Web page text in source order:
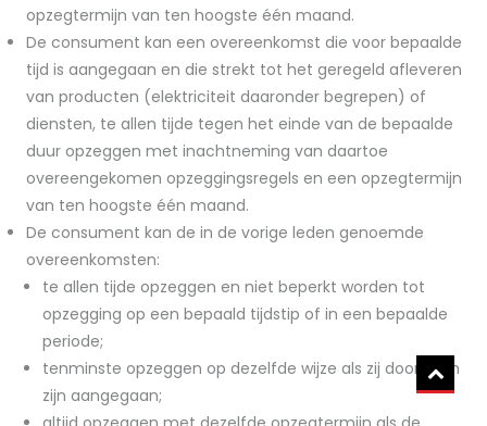
opzegtermijn van ten hoogste één maand.
De consument kan een overeenkomst die voor bepaalde
tijd is aangegaan en die strekt tot het geregeld afleveren
van producten (elektriciteit daaronder begrepen) of
diensten, te allen tijde tegen het einde van de bepaalde
duur opzeggen met inachtneming van daartoe
overeengekomen opzeggingsregels en een opzegtermijn
van ten hoogste één maand.
De consument kan de in de vorige leden genoemde
overeenkomsten:
te allen tijde opzeggen en niet beperkt worden tot
opzegging op een bepaald tijdstip of in een bepaalde
periode;
tenminste opzeggen op dezelfde wijze als zij door hem
zijn aangegaan;